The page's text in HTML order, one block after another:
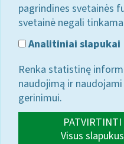
pagrindines svetainės
svetainė negali
Analitiniai slapukai
Renka statistinę
naudojimą ir
gerinimui.
PATVIRTINTI
Visus slapukus